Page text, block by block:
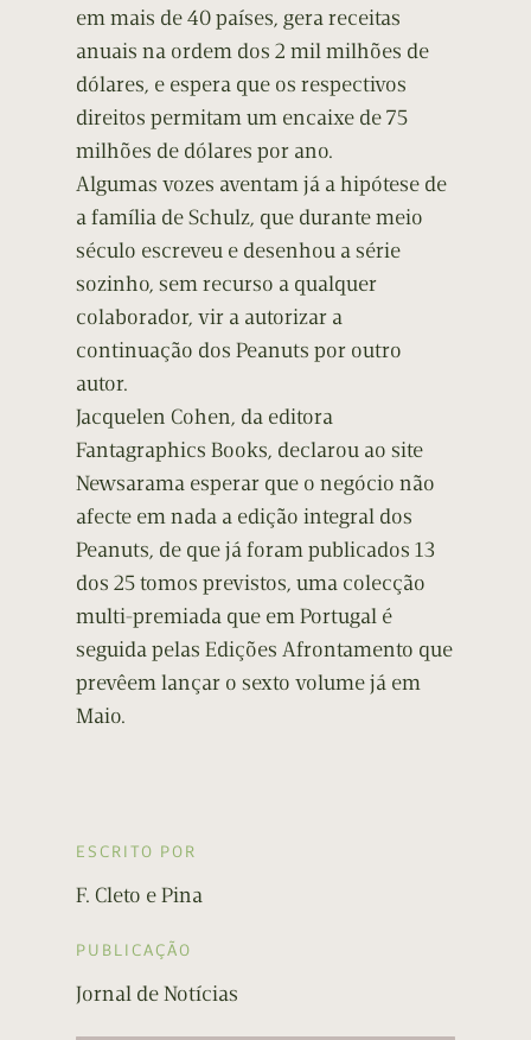
em mais de 40 países, gera receitas
anuais na ordem dos 2 mil milhões de
dólares, e espera que os respectivos
direitos permitam um encaixe de 75
milhões de dólares por ano.
Algumas vozes aventam já a hipótese de
a família de Schulz, que durante meio
século escreveu e desenhou a série
sozinho, sem recurso a qualquer
colaborador, vir a autorizar a
continuação dos Peanuts por outro
autor.
Jacquelen Cohen, da editora
Fantagraphics Books, declarou ao site
Newsarama esperar que o negócio não
afecte em nada a edição integral dos
Peanuts, de que já foram publicados 13
dos 25 tomos previstos, uma colecção
multi-premiada que em Portugal é
seguida pelas Edições Afrontamento que
prevêem lançar o sexto volume já em
Maio.
ESCRITO POR
F. Cleto e Pina
PUBLICAÇÃO
Jornal de Notícias